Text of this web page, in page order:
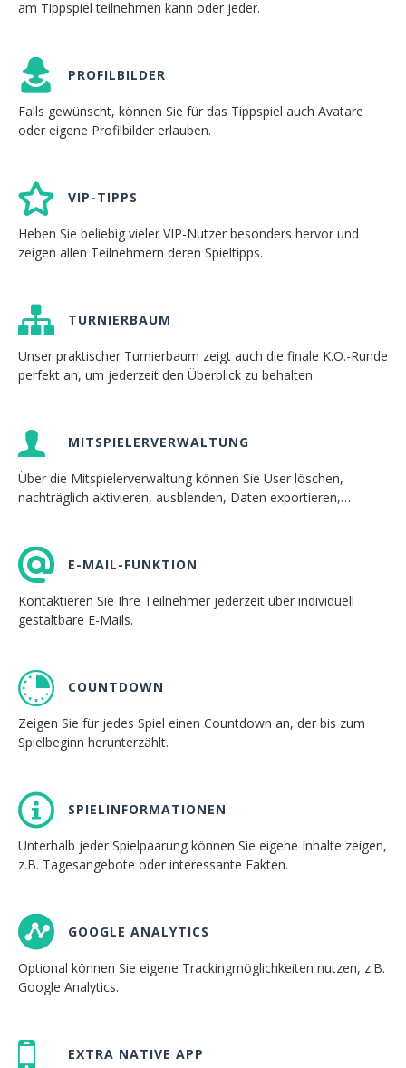
am Tippspiel teilnehmen kann oder jeder.
PROFILBILDER
Falls gewünscht, können Sie für das Tippspiel auch Avatare
oder eigene Profilbilder erlauben.
VIP-TIPPS
Heben Sie beliebig vieler VIP-Nutzer besonders hervor und
zeigen allen Teilnehmern deren Spieltipps.
TURNIERBAUM
Unser praktischer Turnierbaum zeigt auch die finale K.O.-Runde
perfekt an, um jederzeit den Überblick zu behalten.
MITSPIELERVERWALTUNG
Über die Mitspielerverwaltung können Sie User löschen,
nachträglich aktivieren, ausblenden, Daten exportieren,…
E-MAIL-FUNKTION
Kontaktieren Sie Ihre Teilnehmer jederzeit über individuell
gestaltbare E-Mails.
COUNTDOWN
Zeigen Sie für jedes Spiel einen Countdown an, der bis zum
Spielbeginn herunterzählt.
SPIELINFORMATIONEN
Unterhalb jeder Spielpaarung können Sie eigene Inhalte zeigen,
z.B. Tagesangebote oder interessante Fakten.
GOOGLE ANALYTICS
Optional können Sie eigene Trackingmöglichkeiten nutzen, z.B.
Google Analytics.
EXTRA NATIVE APP